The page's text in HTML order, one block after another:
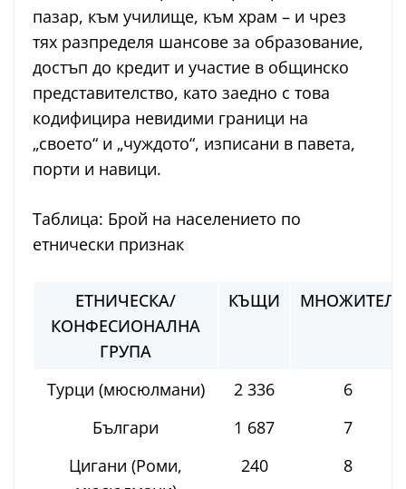
пазар, към училище, към храм – и чрез
тях разпределя шансове за образование,
достъп до кредит и участие в общинско
представителство, като заедно с това
кодифицира невидими граници на
„своето“ и „чуждото“, изписани в павета,
порти и навици.
Таблица: Брой на населението по
етнически признак
ЕТНИЧЕСКА/
КОНФЕСИОНАЛНА
ГРУПА
КЪЩИ МНОЖИТЕЛ
Турци (мюсюлмани) 2 336
6
Българи
1 687
7
Цигани (Роми,
240 8